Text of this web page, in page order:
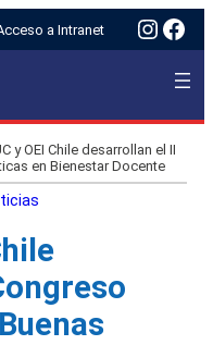
a Intranet
y OEI Chile desarrollan el II
en Bienestar Docente